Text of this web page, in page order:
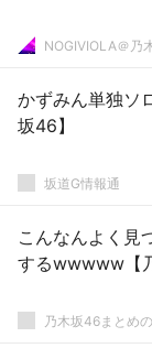
NOGIVIOLA＠乃
かずみん単独ソ
坂46】
坂道G情報通
こんなんよく
するwwwww【
乃木坂46まとめの